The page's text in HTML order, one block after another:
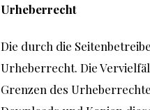
Urheberrecht
Die durch die
Urheberrecht. Die
Grenzen des